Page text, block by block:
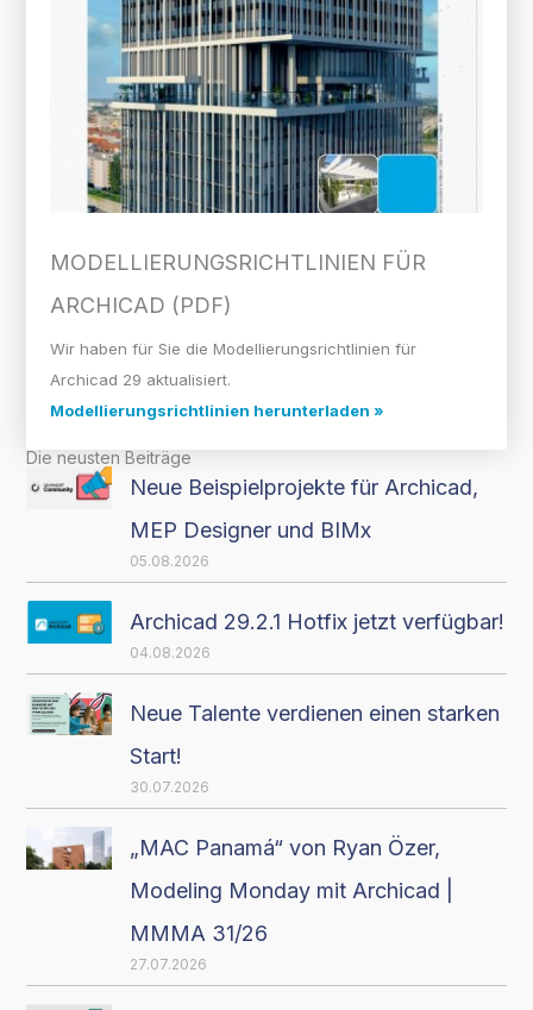
MODELLIERUNGS­RICHTLINIEN FÜR
ARCHICAD (PDF)
Wir haben für Sie die Modellierungsrichtlinien für
Archicad 29 aktualisiert.
Modellierungsrichtlinien herunterladen »
Die neusten Beiträge
Neue Beispielprojekte für Archicad,
MEP Designer und BIMx
05.08.2026
Archicad 29.2.1 Hotfix jetzt verfügbar!
04.08.2026
Neue Talente verdienen einen starken
Start!
30.07.2026
„MAC Panamá“ von Ryan Özer,
Modeling Monday mit Archicad |
MMMA 31/26
27.07.2026